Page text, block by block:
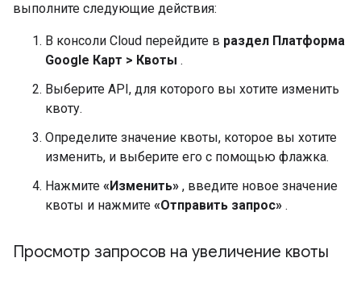
выполните следующие действия:
В консоли Cloud перейдите в раздел Платформа
Google Карт > Квоты .
Выберите API, для которого вы хотите изменить
квоту.
Определите значение квоты, которое вы хотите
изменить, и выберите его с помощью флажка.
Нажмите «Изменить» , введите новое значение
квоты и нажмите «Отправить запрос» .
Просмотр запросов на увеличение квоты